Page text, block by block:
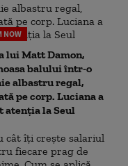
NOW
lui Matt Damon,
balului într-o
albastru regal,
pe corp. Luciana a
atenția la Seul